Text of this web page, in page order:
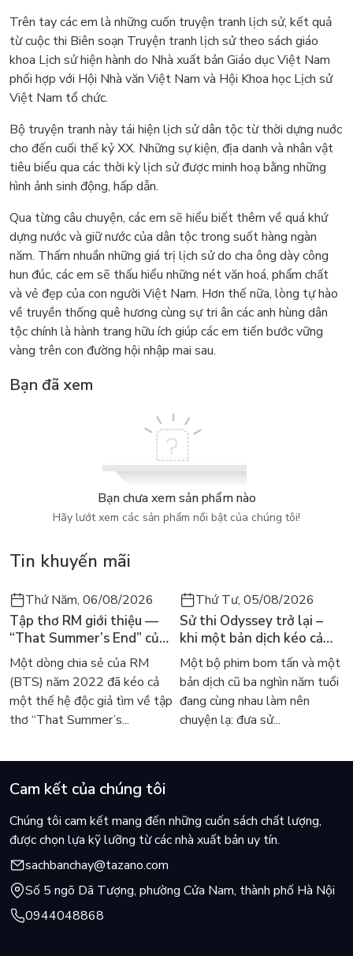
Trên tay các em là những cuốn truyện tranh lịch sử, kết quả
từ cuộc thi Biên soạn Truyện tranh lịch sử theo sách giáo
khoa Lịch sử hiện hành do Nhà xuất bản Giáo dục Việt Nam
phối hợp với Hội Nhà văn Việt Nam và Hội Khoa học Lịch sử
Việt Nam tổ chức.
Bộ truyện tranh này tái hiện lịch sử dân tộc từ thời dựng nuớc
cho đến cuối thế kỷ XX. Những sự kiện, địa danh và nhân vật
tiêu biểu qua các thời kỳ lịch sử được minh hoạ bằng những
hình ảnh sinh động, hấp dẫn.
Qua từng câu chuyện, các em sẽ hiểu biết thêm về quá khứ
dựng nước và giữ nước của dân tộc trong suốt hàng ngàn
năm. Thấm nhuần những giá trị lịch sử do cha ông dày công
hun đúc, các em sẽ thấu hiểu những nét văn hoá, phẩm chất
và vẻ đẹp của con người Việt Nam. Hơn thế nữa, lòng tự hào
về truyền thống quê hương cùng sự tri ân các anh hùng dân
tộc chính là hành trang hữu ích giúp các em tiến bước vững
vàng trên con đường hội nhập mai sau.
Bạn đã xem
Bạn chưa xem sản phẩm nào
Hãy lướt xem các sản phẩm nổi bật của chúng tôi!
Tin khuyến mãi
Thứ Năm, 06/08/2026
Tập thơ RM giới thiệu —
“That Summer’s End” của
Lee Seong-bok ra mắt bản
tiếng Anh sau 4 năm gây
sốt
Một dòng chia sẻ của RM
(BTS) năm 2022 đã kéo cả
một thế hệ độc giả tìm về tập
thơ “That Summer’s...
Thứ Tư, 05/08/2026
Sử thi Odyssey trở lại –
khi một bản dịch kéo cả
thế giới về với văn học
kinh điển
Một bộ phim bom tấn và một
bản dịch cũ ba nghìn năm tuổi
đang cùng nhau làm nên
chuyện lạ: đưa sử...
Cam kết của chúng tôi
Chúng tôi cam kết mang đến những cuốn sách chất lượng,
được chọn lựa kỹ lưỡng từ các nhà xuất bản uy tín.
sachbanchay@tazano.com
Số 5 ngõ Dã Tượng, phường Cửa Nam, thành phố Hà Nội
0944048868